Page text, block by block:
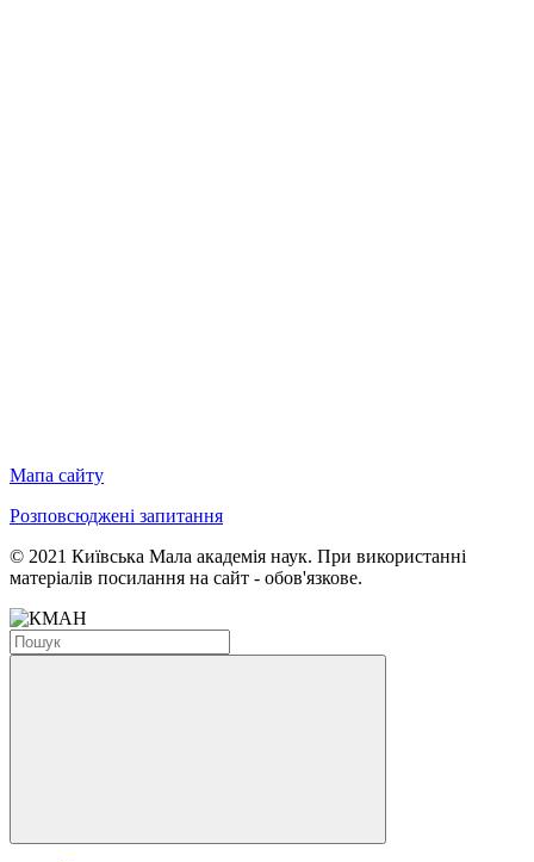
Мапа сайту
Розповсюджені запитання
© 2021 Київська Мала академія наук. При використанні
матеріалів посилання на сайт - обов'язкове.